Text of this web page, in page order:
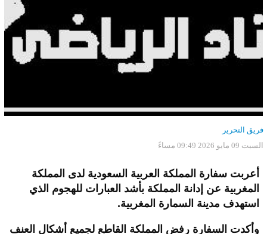
فريق التحرير
السبت 09 مايو 2026 09:49 مساءً
أعربت سفارة المملكة العربية السعودية لدى المملكة
المغربية عن إدانة المملكة بأشد العبارات للهجوم الذي
استهدف مدينة السمارة المغربية.
وأكدت السفارة رفض المملكة القاطع لجميع أشكال العنف